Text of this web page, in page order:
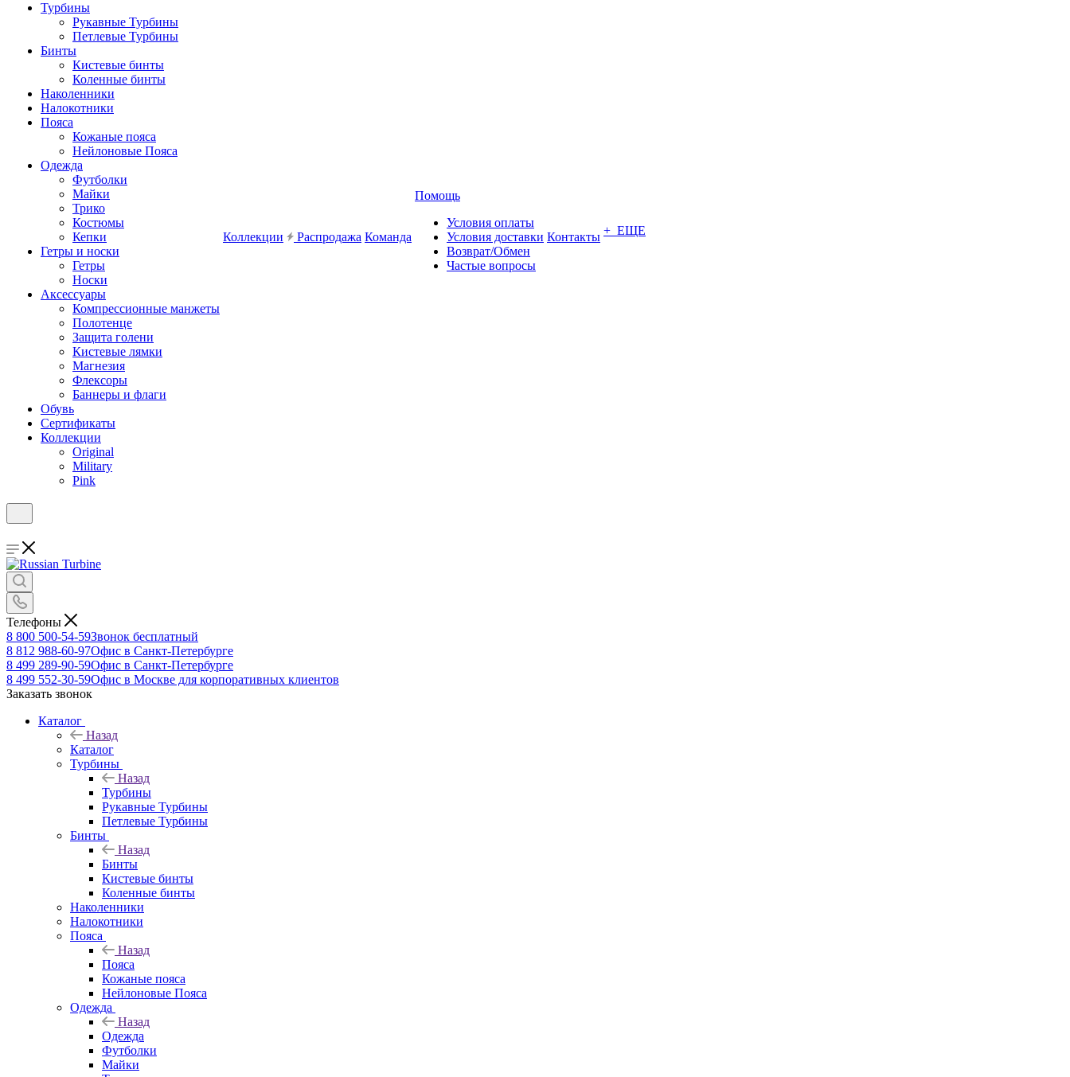
Турбины
Рукавные Турбины
Петлевые Турбины
Бинты
Кистевые бинты
Коленные бинты
Наколенники
Налокотники
Пояса
Кожаные пояса
Нейлоновые Пояса
Одежда
Футболки
Майки
Трико
Костюмы
Кепки
Гетры и носки
Гетры
Носки
Аксессуары
Компрессионные манжеты
Полотенце
Защита голени
Кистевые лямки
Магнезия
Флексоры
Баннеры и флаги
Обувь
Сертификаты
Коллекции
Original
Military
Pink
Коллекции Распродажа Команда
Помощь
Условия оплаты
Условия доставки
Возврат/Обмен
Частые вопросы
Контакты + ЕЩЕ
Телефоны
8 800 500-54-59Звонок бесплатный
8 812 988-60-97Офис в Санкт-Петербурге
8 499 289-90-59Офис в Санкт-Петербурге
8 499 552-30-59Офис в Москве для корпоративных клиентов
Заказать звонок
Каталог
Назад
Каталог
Турбины
Назад
Турбины
Рукавные Турбины
Петлевые Турбины
Бинты
Назад
Бинты
Кистевые бинты
Коленные бинты
Наколенники
Налокотники
Пояса
Назад
Пояса
Кожаные пояса
Нейлоновые Пояса
Одежда
Назад
Одежда
Футболки
Майки